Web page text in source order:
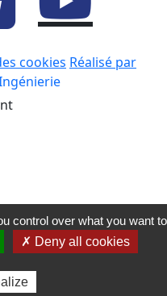
cookies Réalisé par
control over what you want to
✗ Deny all cookies